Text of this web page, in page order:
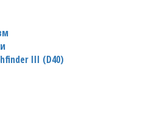
III (D40)